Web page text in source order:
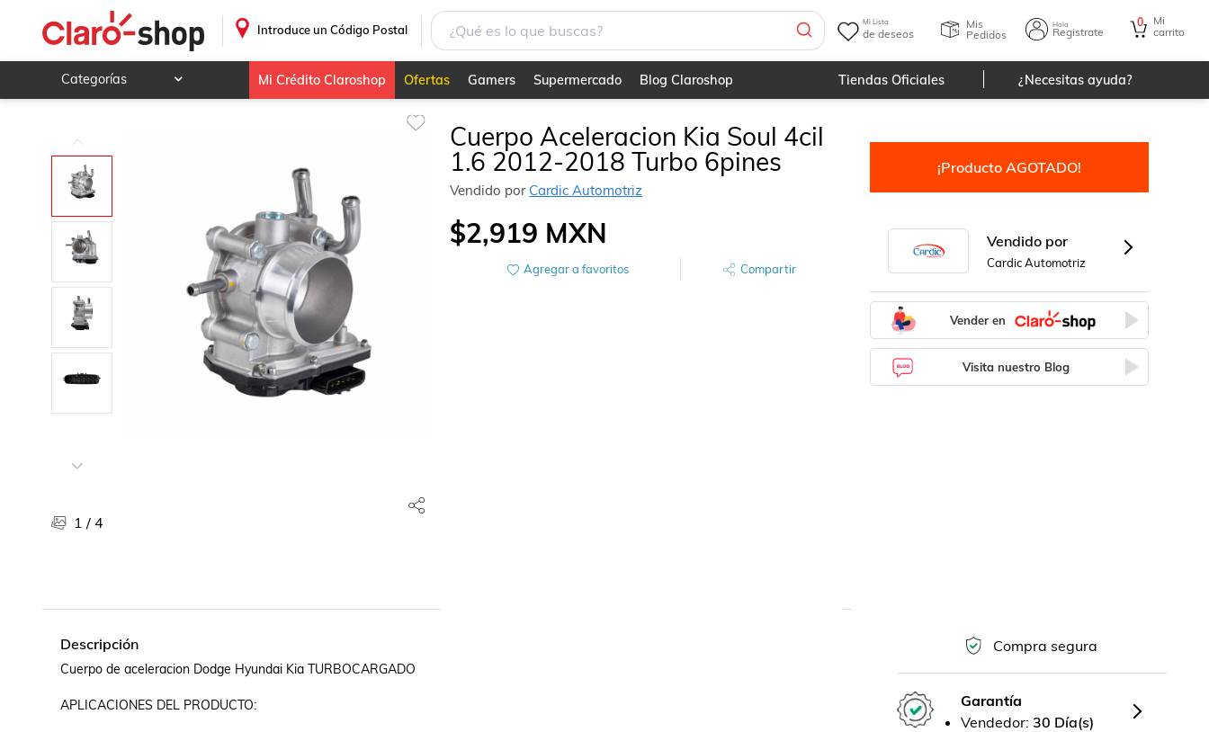
Introduce un Código Postal
Mi Lista
de deseos
Mis
Pedidos
Hola
Registrate
0
Mi
carrito
Categorías
Videojuegos
Hogar y jardín
Animales y mascotas
Ferretería y autos
Ropa, calzado y accesorios
Mamá y bebé
Salud, belleza y cuidado personal
Juegos y juguetes
Libros, revistas y comics
Otras categorías
Mi Crédito Claroshop Ofertas Gamers Supermercado Blog Claroshop Tiendas Oficiales ¿Necesitas ayuda?
1 / 4
Cuerpo Aceleracion Kia Soul 4cil
1.6 2012-2018 Turbo 6pines
Vendido por Cardic Automotriz
$2,919 MXN
Agregar a favoritos Compartir
¡Producto AGOTADO!
Vendido por
Cardic Automotriz
Vender en
Visita nuestro Blog
Descripción
Cuerpo de aceleracion Dodge Hyundai Kia TURBOCARGADO
APLICACIONES DEL PRODUCTO:
Compra segura
Garantía
Vendedor: 30 Día(s)
Cuerpo Aceleracion Kia Soul 4cil 1.6 2012-2018 Turbo 6pines